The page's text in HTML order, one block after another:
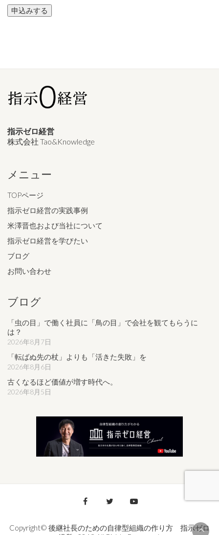
指示ゼロ経営
株式会社 Tao&Knowledge
メニュー
TOPページ
指示ゼロ経営の実践事例
米澤晋也および当社について
指示ゼロ経営を学びたい
ブログ
お問い合わせ
ブログ
「虫の目」で働く社員に「鳥の目」で会社を観てもらうに
は？
2026年8月7日
「転ばぬ先の杖」よりも「活きた失敗」を
2026年8月6日
古くなるほど価値が増す時代へ。
2026年8月5日
Copyright© 後継社長のための自律型組織の作り方 指示ゼロ